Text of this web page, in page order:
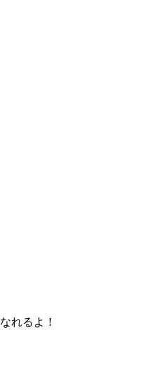
れるよ！